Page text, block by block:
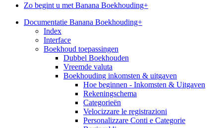
Zo begint u met Banana Boekhouding+
Documentatie Banana Boekhouding+
Index
Interface
Boekhoud toepassingen
Dubbel Boekhouden
Vreemde valuta
Boekhouding inkomsten & uitgaven
Hoe beginnen - Inkomsten & Uitgaven
Rekeningschema
Categorieën
Velocizzare le registrazioni
Personalizzare Conti e Categorie